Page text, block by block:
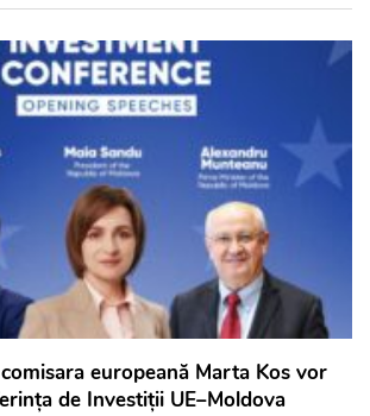
europeană Marta Kos vor
de Investiții UE–Moldova